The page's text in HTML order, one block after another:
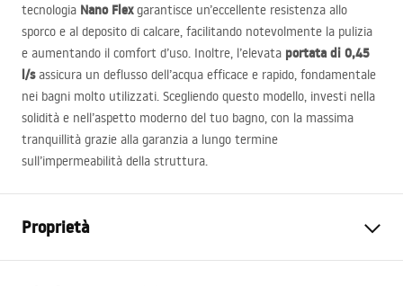
tecnologia Nano Flexgarantisce un’eccellente resistenza allo
sporco e al deposito di calcare, facilitando notevolmente la pulizia
e aumentando il comfort d’uso. Inoltre, l’elevata portata di 0,45
l/sassicura un deflusso dell’acqua efficace e rapido, fondamentale
nei bagni molto utilizzati. Scegliendo questo modello, investi nella
solidità e nell’aspetto moderno del tuo bagno, con la massima
tranquillità grazie alla garanzia a lungo termine
sull’impermeabilità della struttura.
Proprietà